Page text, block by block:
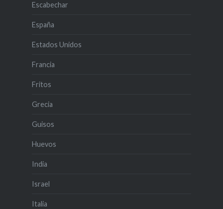
Escabechar
España
Estados Unidos
Francia
Fritos
Grecia
Guisos
Huevos
India
Israel
Italia